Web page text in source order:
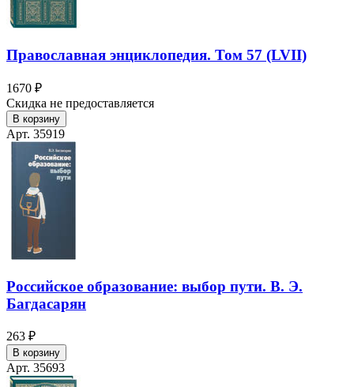
Православная энциклопедия. Том 57 (LVII)
1670 ₽
Скидка не предоставляется
В корзину
Арт. 35919
Российское образование: выбор пути. В. Э.
Багдасарян
263 ₽
В корзину
Арт. 35693